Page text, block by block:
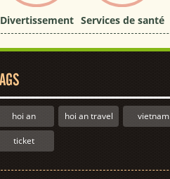
Divertissement Services de santé
hoi an hoi an travel vietnam
ticket